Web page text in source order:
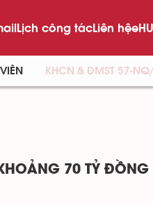
Lịch công tácLiên hệ
KHCN & ĐMST 57-
70 TỶ ĐỒNG